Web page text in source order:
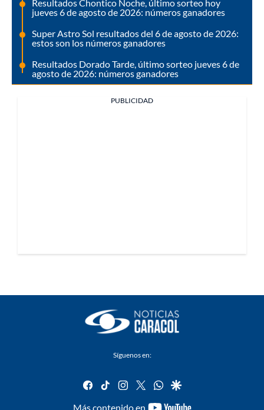
Resultados Chontico Noche, último sorteo hoy
jueves 6 de agosto de 2026: números ganadores
Super Astro Sol resultados del 6 de agosto de 2026:
estos son los números ganadores
Resultados Dorado Tarde, último sorteo jueves 6 de
agosto de 2026: números ganadores
PUBLICIDAD
Síguenos en:
facebook
tiktok instagram
twitterwhatsapp
google
Más contenido en
youtube-